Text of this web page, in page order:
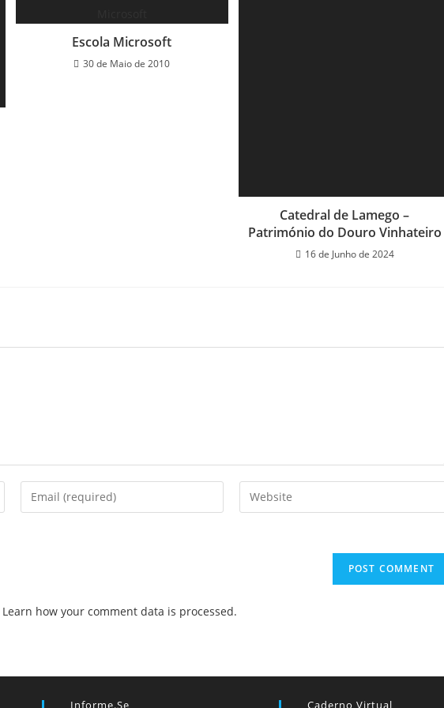
Escola Microsoft
30 de Maio de 2010
Catedral de Lamego –
Património do Douro Vinhateiro
16 de Junho de 2024
Enter
your
Enter
your
Learn how your comment data is processed.
Informe.se Caderno Virtual